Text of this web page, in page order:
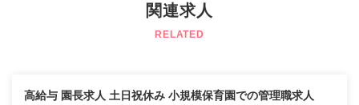
関連求人
RELATED
高給与 園長求人 土日祝休み 小規模保育園での管理職求人